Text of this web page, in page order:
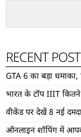
RECENT
GTA 6 का बड़ा
भारत के टॉप IIIT
वीकेंड पर देखें 8 नई
ऑनलाइन शॉपिंग में